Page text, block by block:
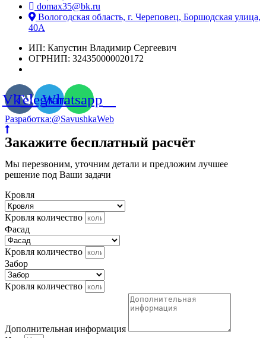
domax35@bk.ru
Вологодская область, г. Череповец, Боршодская улица,
40А
ИП: Капустин Владимир Сергеевич
ОГРНИП: 324350000020172
VkTelegramWhatsapp
Разработка:@SavushkaWeb
Закажите бесплатный расчёт
Мы перезвоним, уточним детали и предложим лучшее
решение под Ваши задачи
Кровля
Кровля количество
Фасад
Кровля количество
Забор
Кровля количество
Дополнительная информация